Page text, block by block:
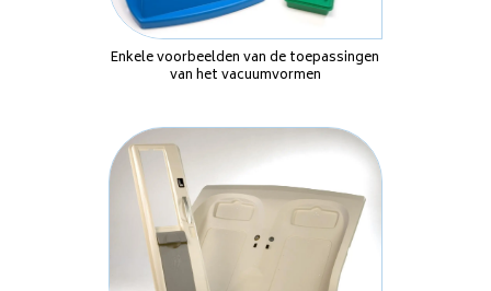
Enkele voorbeelden van de toepassingen
van het vacuumvormen